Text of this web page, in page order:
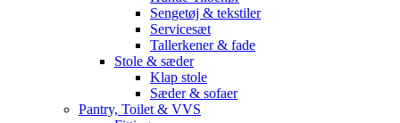
Sengetøj & tekstiler
Servicesæt
Tallerkener & fade
Stole & sæder
Klap stole
Sæder & sofaer
Pantry, Toilet & VVS